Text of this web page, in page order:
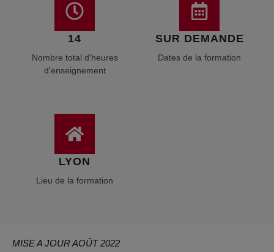
14
Nombre total d'heures
d'enseignement
SUR DEMANDE
Dates de la formation
LYON
Lieu de la formation
MISE A JOUR AOÛT 2022